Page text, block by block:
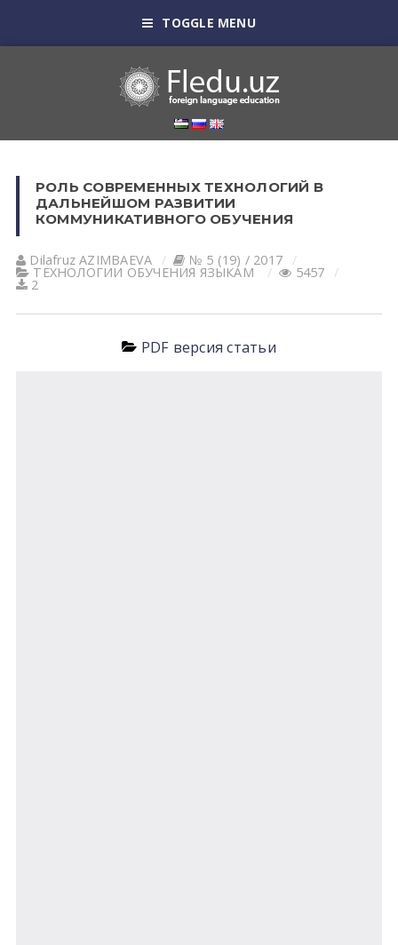
TOGGLE MENU
РОЛЬ СОВРЕМЕННЫХ ТЕХНОЛОГИЙ В
ДАЛЬНЕЙШОМ РАЗВИТИИ
КОММУНИКАТИВНОГО ОБУЧЕНИЯ
Dilafruz АZIMBАEVА № 5 (19) / 2017
ТЕХНОЛОГИИ ОБУЧЕНИЯ ЯЗЫКАМ 5457
2
PDF версия статьи